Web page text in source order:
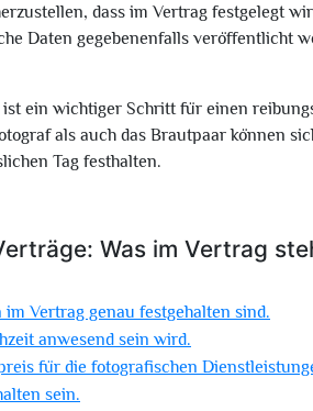
dass im Vertrag festgelegt
Daten gegebenenfalls veröffentlicht
ein wichtiger Schritt für einen
als auch das Brautpaar können
Tag festhalten.
Was im Vertrag
Vertrag genau festgehalten sind.
anwesend sein wird.
für die fotografischen
sein.